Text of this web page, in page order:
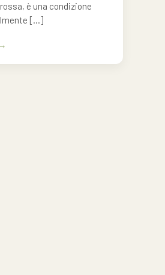
è una condizione
[…]